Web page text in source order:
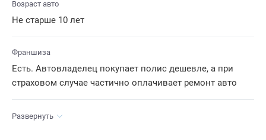
Возраст авто
Не старше 10 лет
Франшиза
Есть. Автовладелец покупает полис дешевле, а при
страховом случае частично оплачивает ремонт авто
Развернуть